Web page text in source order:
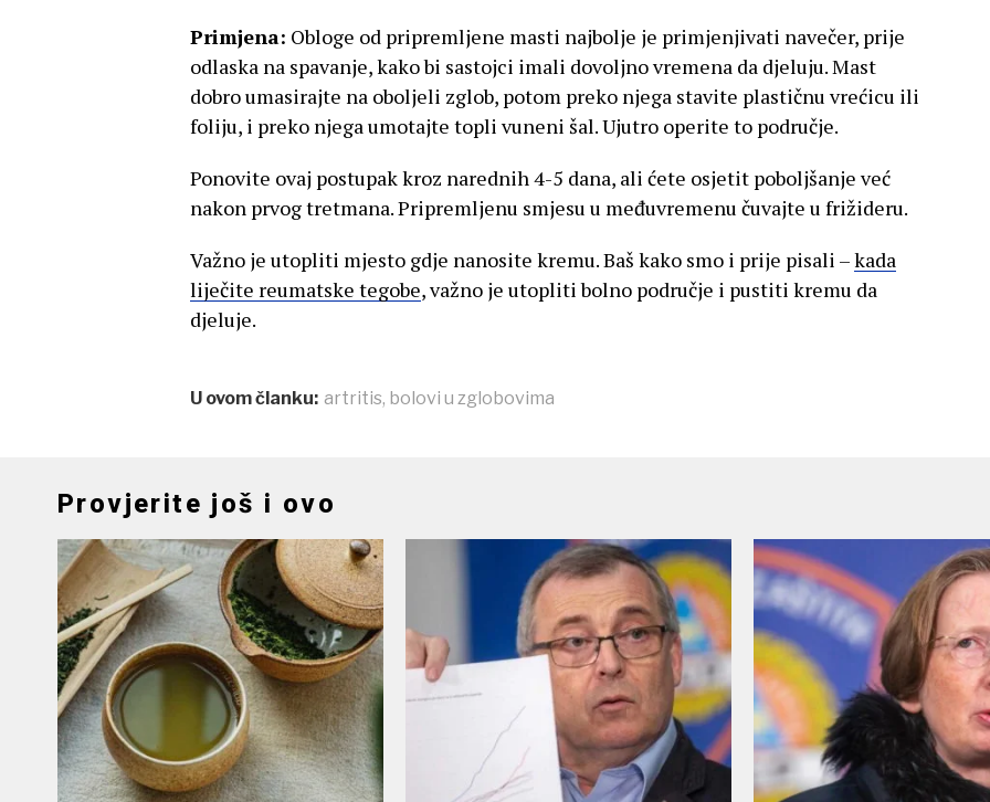
Primjena: Obloge od pripremljene masti najbolje je primjenjivati navečer, prije
odlaska na spavanje, kako bi sastojci imali dovoljno vremena da djeluju. Mast
dobro umasirajte na oboljeli zglob, potom preko njega stavite plastičnu vrećicu ili
foliju, i preko njega umotajte topli vuneni šal. Ujutro operite to područje.
Ponovite ovaj postupak kroz narednih 4-5 dana, ali ćete osjetit poboljšanje već
nakon prvog tretmana. Pripremljenu smjesu u međuvremenu čuvajte u frižideru.
Važno je utopliti mjesto gdje nanosite kremu. Baš kako smo i prije pisali –kada
liječite reumatske tegobe, važno je utopliti bolno područje i pustiti kremu da
djeluje.
U ovom članku: artritis, bolovi u zglobovima
Provjerite još i ovo